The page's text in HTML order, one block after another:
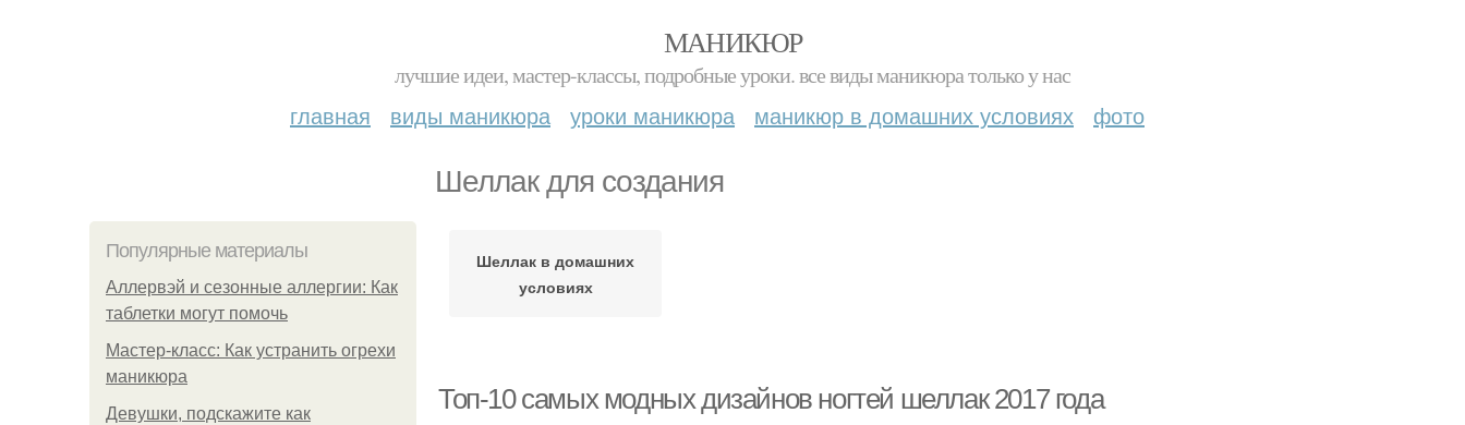
МАНИКЮР
лучшие идеи, мастер-классы, подробные уроки. все виды маникюра только у нас
главная виды маникюра уроки маникюра маникюр в домашних условиях фото
Шеллак для создания
Популярные материалы
Аллервэй и сезонные аллергии: Как
таблетки могут помочь
Мастер-класс: Как устранить огрехи
маникюра
Девушки, подскажите как
Шеллак в домашних
условиях
Топ-10 самых модных дизайнов ногтей шеллак 2017 года